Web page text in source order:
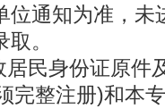
位通知为准，未
。
民身份证原件
完整注册)和本